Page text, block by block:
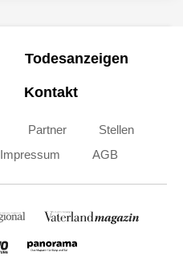
Todesanzeigen
Kontakt
Partner
Stellen
Impressum AGB